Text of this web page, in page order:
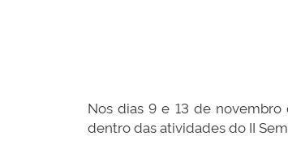
Nos dias 9 e 13 de novembro
dentro das atividades do II